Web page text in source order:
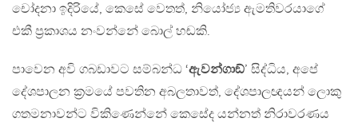
චෝදනා ඉදිරියේ, කෙසේ වෙතත්, නියෝජ්‍ය ඇමතිවරයාගේ
එකී ප‍්‍රකාශය නංවන්නේ බොල් හඬකි.
පාවෙන අවි ගබඩාවට සම්බන්ධ ‘ඇවන්ගාඞ්’ සිද්ධිය, අපේ
දේශපාලන ක‍්‍රමයේ පවතින අබලතාවත්, දේශපාලඥයන් ලොකු
ගතමනාවන්ට විකිණෙන්නේ කෙසේද යන්නත් නිරාවරණය